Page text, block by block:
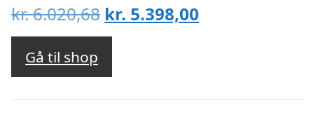
kr.6.020,68 Den
oprindelige
var:
kr. 6.020,68.
kr. 5.398,00
kr. 5.398,00.
Gå til shop